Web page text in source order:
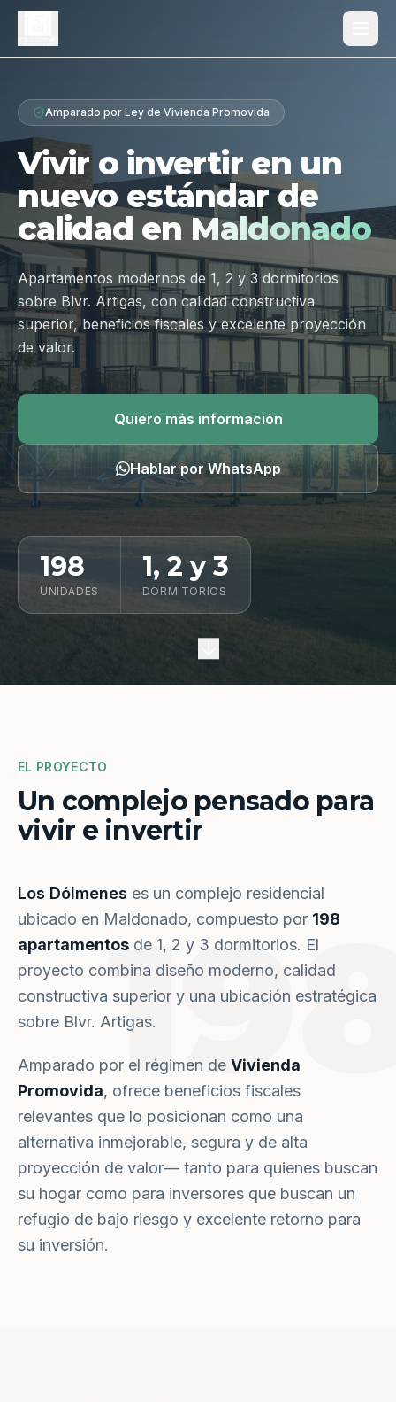
Proyecto
Diferenciales
Tipologías
Galería
Ubicación
Contacto
Hablar por WhatsApp
Amparado por Ley de Vivienda Promovida
Vivir o invertir en un
nuevo estándar de
calidad en Maldonado
Apartamentos modernos de 1, 2 y 3 dormitorios
sobre Blvr. Artigas, con calidad constructiva
superior, beneficios fiscales y excelente proyección
de valor.
Quiero más información
Hablar por WhatsApp
198
UNIDADES
1, 2 y 3
DORMITORIOS
EL PROYECTO
Un complejo pensado para
vivir e invertir
Los Dólmenes es un complejo residencial
ubicado en Maldonado, compuesto por 198
apartamentos de 1, 2 y 3 dormitorios. El
proyecto combina diseño moderno, calidad
constructiva superior y una ubicación estratégica
sobre Blvr. Artigas.
Amparado por el régimen de Vivienda
Promovida, ofrece beneficios fiscales
relevantes que lo posicionan como una
alternativa inmejorable, segura y de alta
proyección de valor— tanto para quienes buscan
su hogar como para inversores que buscan un
refugio de bajo riesgo y excelente retorno para
su inversión.